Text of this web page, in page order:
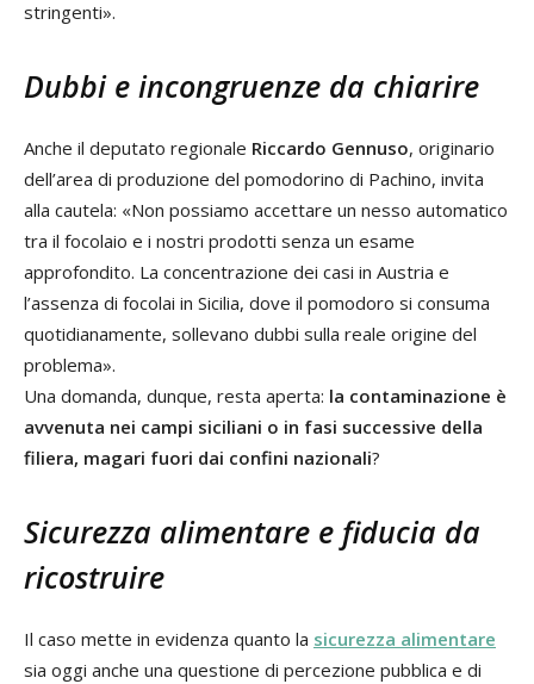
stringenti».
Dubbi e incongruenze da chiarire
Anche il deputato regionale Riccardo Gennuso, originario
dell’area di produzione del pomodorino di Pachino, invita
alla cautela: «Non possiamo accettare un nesso automatico
tra il focolaio e i nostri prodotti senza un esame
approfondito. La concentrazione dei casi in Austria e
l’assenza di focolai in Sicilia, dove il pomodoro si consuma
quotidianamente, sollevano dubbi sulla reale origine del
problema».
Una domanda, dunque, resta aperta: la contaminazione è
avvenuta nei campi siciliani o in fasi successive della
filiera, magari fuori dai confini nazionali?
Sicurezza alimentare e fiducia da
ricostruire
Il caso mette in evidenza quanto la sicurezza alimentare
sia oggi anche una questione di percezione pubblica e di